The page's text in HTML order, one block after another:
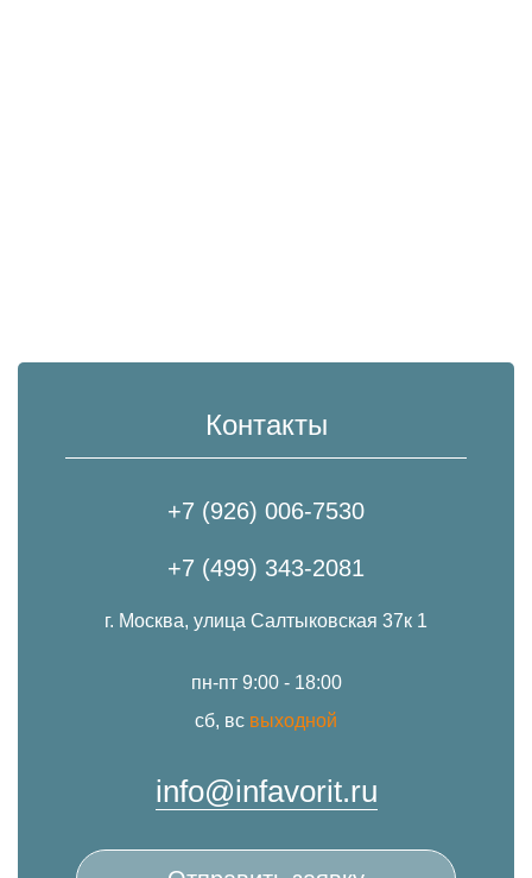
Контакты
+7 (926) 006-7530
+7 (499) 343-2081
г. Москва, улица Салтыковская 37к 1
пн-пт 9:00 - 18:00
сб, вс выходной
info@infavorit.ru